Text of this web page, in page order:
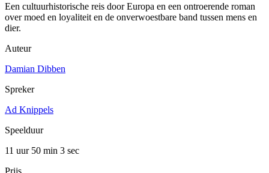
Een cultuurhistorische reis door Europa en een ontroerende roman
over moed en loyaliteit en de onverwoestbare band tussen mens en
dier.
Auteur
Damian Dibben
Spreker
Ad Knippels
Speelduur
11 uur 50 min 3 sec
Prijs